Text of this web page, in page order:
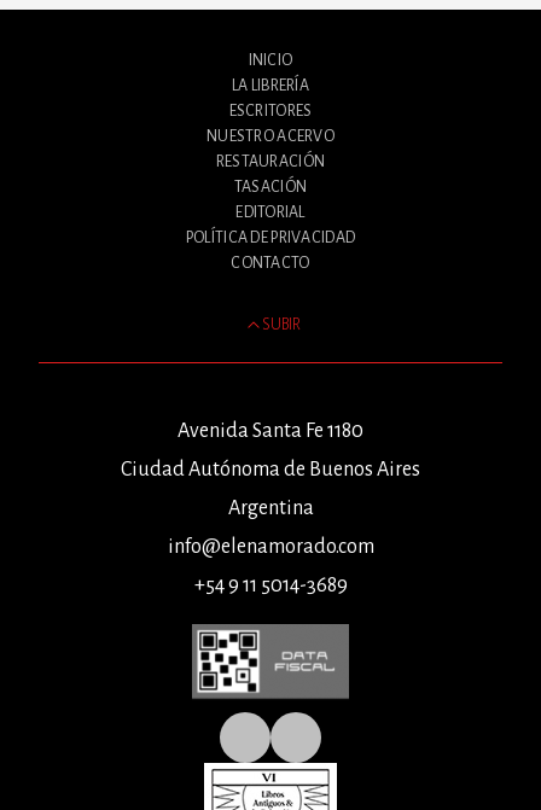
INICIO
LA LIBRERÍA
ESCRITORES
NUESTRO ACERVO
RESTAURACIÓN
TASACIÓN
EDITORIAL
POLÍTICA DE PRIVACIDAD
CONTACTO
SUBIR
Avenida Santa Fe 1180
Ciudad Autónoma de Buenos Aires
Argentina
info@elenamorado.com
+54 9 11 5014-3689